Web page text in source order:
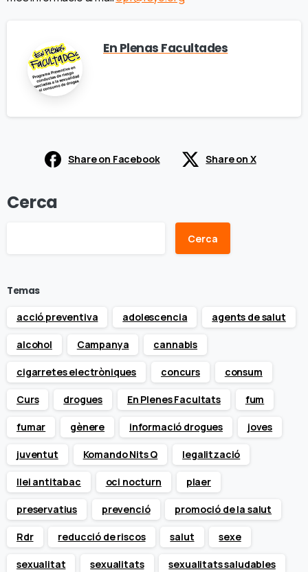
En Plenas Facultades
Share on Facebook Share on X
Cerca
Cerca
Temas
acció preventiva
adolescencia agents de salut
alcohol Campanya cannabis
cigarretes electròniques concurs consum
Curs drogues En Plenes Facultats fum
fumar gènere informació drogues joves
juventut Komando Nits Q legalització
llei antitabac oci nocturn plaer
preservatius prevenció promoció de la salut
Rdr reducció de riscos salut sexe
sexualitat sexualitats sexualitats saludables